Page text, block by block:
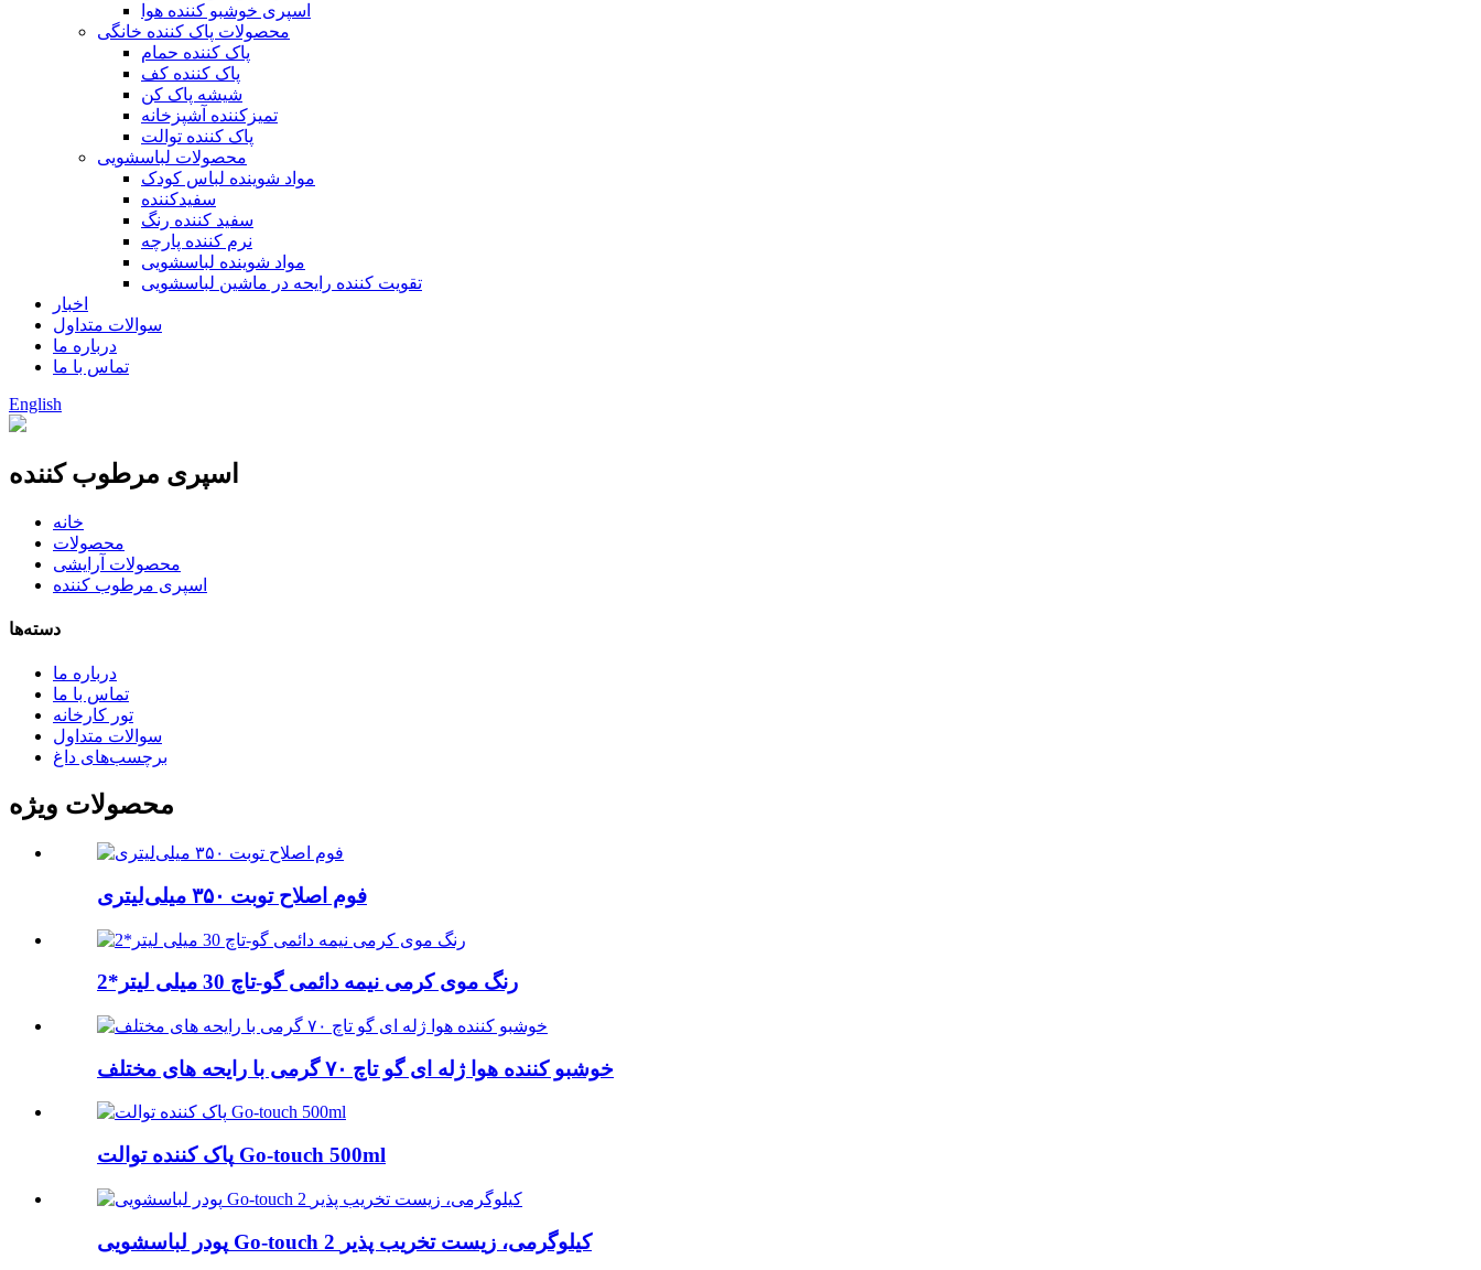
اسپری خوشبو کننده هوا
محصولات پاک کننده خانگی
پاک کننده حمام
پاک کننده کف
شیشه پاک کن
تمیزکننده آشپزخانه
پاک کننده توالت
محصولات لباسشویی
مواد شوینده لباس کودک
سفیدکننده
سفید کننده رنگ
نرم کننده پارچه
مواد شوینده لباسشویی
تقویت کننده رایحه در ماشین لباسشویی
اخبار
سوالات متداول
درباره ما
تماس با ما
English
اسپری مرطوب کننده
خانه
محصولات
محصولات آرایشی
اسپری مرطوب کننده
دسته‌ها
درباره ما
تماس با ما
تور کارخانه
سوالات متداول
برچسب‌های داغ
محصولات ویژه
فوم اصلاح توبت ۳۵۰ میلی‌لیتری
رنگ موی کرمی نیمه دائمی گو-تاچ 30 میلی لیتر*2
خوشبو کننده هوا ژله ای گو تاچ ۷۰ گرمی با رایحه های مختلف
پاک کننده توالت Go-touch 500ml
پودر لباسشویی Go-touch 2 کیلوگرمی، زیست تخریب پذیر